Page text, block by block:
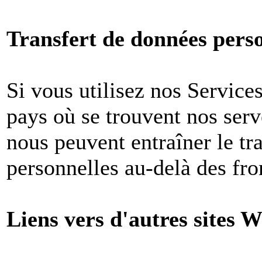
Transfert de données
Si vous utilisez nos
pays où se trouvent nos
nous peuvent entraîner le
personnelles au-delà des
Liens vers d'autres sites